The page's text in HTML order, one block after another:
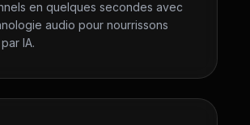
en quelques secondes avec
audio pour nourrissons
IA.